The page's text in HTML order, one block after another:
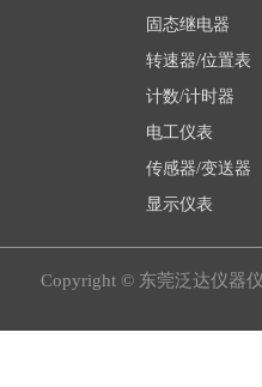
固态继电器
转速器/位置表
计数/计时器
电工仪表
传感器/变送器
显示仪表
Copyright © 东莞泛达仪器